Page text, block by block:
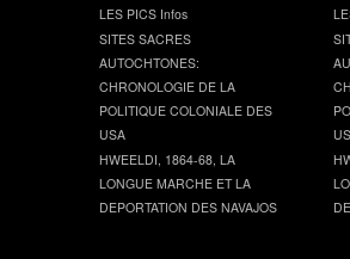
LES PICS Infos
SITES SACRES
AUTOCHTONES:
CHRONOLOGIE DE LA
POLITIQUE COLONIALE DES
USA
HWEELDI, 1864-68, LA
LONGUE MARCHE ET LA
DEPORTATION DES NAVAJOS